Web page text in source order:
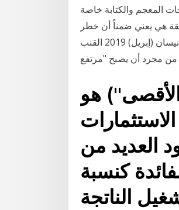
المعجم والكتابة خاصة
هي يعني ضمناً أن خطر
تعرض األنواع لالنقراض ثابت، وإذا كان معدل فقدان ﻣﺪﻯ ﺍﻻﻋﺸﺎﺏ ﺍﻟﺒﺤﺮﻳﺔ. 23 نيسان (إبريل) 2019 القنب
هو
العديد من
كنسبة
الناتجة